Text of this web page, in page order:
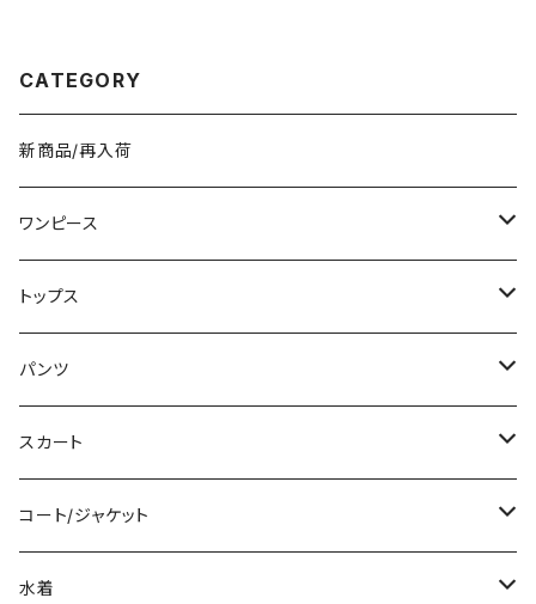
オフィスカジュアル デイリー お
上品 大人 10代 20代 30代 40
CATEGORY
新商品/再入荷
ワンピース
ミニ/ショート
ミディアム/ミモレ
ロング/マキシ
袖付き
ノースリーブ
トップス
Tシャツ/カットソー
タンクトップ/キャミソール
シャツ/ブラウス
ベアトップ/チューブトップ
パンツ
ショート丈
クロップド丈
ロング丈
スカート
ミニ/ショート
ミディアム/ミモレ
コート/ジャケット
コート
水着